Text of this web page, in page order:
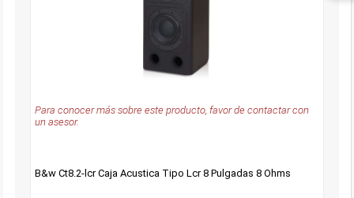
Para conocer más sobre este producto, favor de contactar con
un asesor.
B&w Ct8.2-lcr Caja Acustica Tipo Lcr 8 Pulgadas 8 Ohms